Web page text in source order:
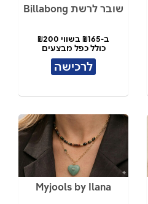
שובר לרשת Billabong
ב-₪165 בשווי ₪200
כולל כפל מבצעים
לרכישה
Myjools by Ilana